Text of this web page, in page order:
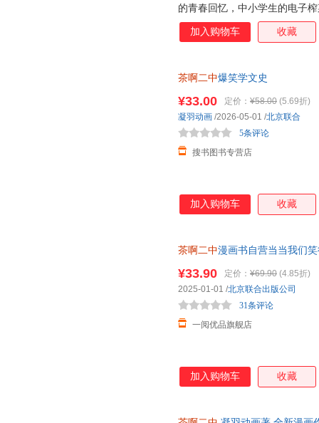
的青春回忆，中小学生的电子
像校园生活的我们，每个人都
售价！用漫画传递快乐的力量
加入购物车 收藏
茶啊二中爆笑学文史
¥33.00 定价： ¥58.00 (5.69折)
搜书图书专营店
5条评论
凝羽动画 /2026-05-01 /北京联合
加入购物车 收藏
茶啊二中漫画书自营当当我们
¥33.90 定价： ¥69.90 (4.85折)
一阅优品旗舰店
31条评论
2025-01-01 /北京联合出版公司
加入购物车 收藏